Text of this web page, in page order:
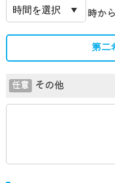
時から
第二
任意 その他